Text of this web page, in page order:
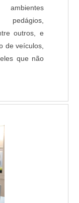
outros, e
de veículos,
que não
E SUAS